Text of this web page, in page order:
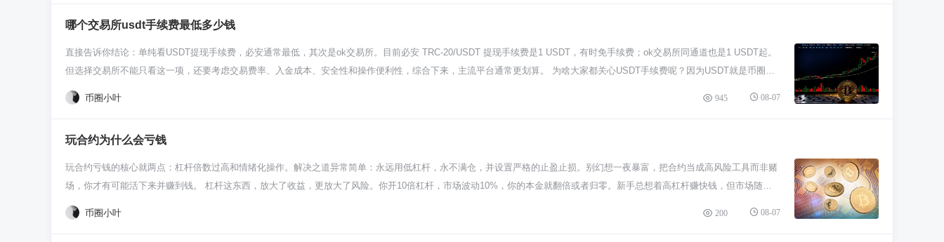
损。别光想着赚多少，先想好自己能亏多少。在下单的地方手动设个止损单，价钱到了自动帮你平仓，免得你上头硬扛。也别去碰那种几十上百倍的超高杠杆，那纯粹是赌命。杠
杆是工具，不是你的赌具，用它来抓小机会放大收益可以，但仓位管理和风险控制才是你爹，保本永远是第一位的。 在火必操作其实挺简单，选好币对，点杠杆交易，确定倍数和
方向，输入金额开干就行。但脑子得清醒，杠杆市场24小时不停，你不可能一直盯盘。最好是提前把策略想明白，挂好单，该吃吃该睡睡。记住，所有靠运气赚的钱，都可能凭实
哪个交易所usdt手续费最低多少钱
直接告诉你结论：单纯看USDT提现手续费，必安通常最低，其次是ok交易所。目前必安 TRC-20/USDT 提现手续费是1 USDT，有时免手续费；ok交易所同通道也是1 USDT起。
但选择交易所不能只看这一项，还要考虑交易费率、入金成本、安全性和操作便利性，综合下来，主流平台通常更划算。 为啥大家都关心USDT手续费呢？因为USDT就是币圈
的“硬通货”，买卖币、提现都绕不开它。手续费主要有两块：一是你把U从交易所提到自己钱包的手续费，二是用U交易时平台收的佣金。今天主要聊提现手续费。这费用不是交易
所全拿走，主要是给区块链网络的矿工费，比如你走以太坊网络（ERC-20），那gas费可能就得十几二十刀，贵得离谱，新手千万别选错。 所以聪明人都知道走TRC-20波场网
来，比如买卖币的挂单吃单费率给你调高。所以别捡了芝麻丢西瓜，优先选必安这种综合成本低的。 除了提现费，真正花钱的大头其实是交易手续费。现在主流所都是现货交易
0.1%左右，但你如果用他们的平台币（比如必安的BNB）付手续费，通常能打个七八折。另外有些平台搞层级费率，你交易量大或者持仓多，费率还能再降。这就好比超市会员
卡，用久了能省不少。 所以给你个实在建议：新手别光盯着那1个U的提现费较劲。先去必安或ok交易所这种一线所开户，充值时选TRC-20通道入U，平时交易记得用平台币付手
道。
币圈小叶 945 08-07
玩合约为什么会亏钱
玩合约亏钱的核心就两点：杠杆倍数过高和情绪化操作。解决之道异常简单：永远用低杠杆，永不满仓，并设置严格的止盈止损。别幻想一夜暴富，把合约当成高风险工具而非赌
场，你才有可能活下来并赚到钱。 杠杆这东西，放大了收益，更放大了风险。你开10倍杠杆，市场波动10%，你的本金就翻倍或者归零。新手总想着高杠杆赚快钱，但市场随便
一个波动就能让你出局。更可怕的是，交易所的强平机制不会给你时间等待回调，爆仓就是一瞬间的事。所以，永远记住，用你亏得起的钱，开你能睡得着觉的低倍数，比如3
倍、5倍，别去碰那些50倍、100倍的，那不是投资，是自杀。 另一个大坑就是情绪化交易。赚了点就飘，觉得自己是股神，开始重仓猛干；亏了点就上头，一心只想回本，不断
币圈小叶 200 08-07